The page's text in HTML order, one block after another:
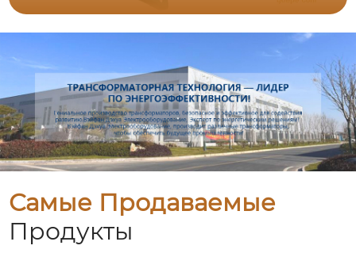
Самые Продаваемые
Продукты